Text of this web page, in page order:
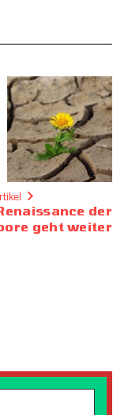
der
geht weiter